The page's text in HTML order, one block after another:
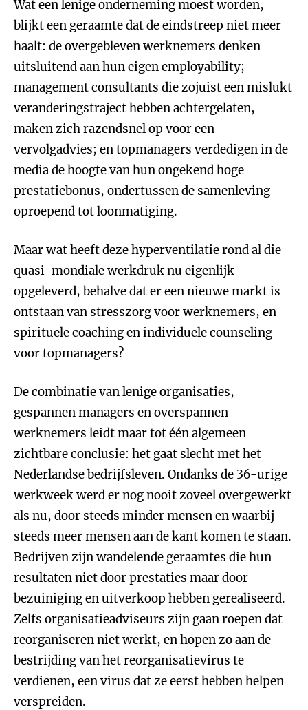
Wat een lenige onderneming moest worden,
blijkt een geraamte dat de eindstreep niet meer
haalt: de overgebleven werknemers denken
uitsluitend aan hun eigen employability;
management consultants die zojuist een mislukt
veranderingstraject hebben achtergelaten,
maken zich razendsnel op voor een
vervolgadvies; en topmanagers verdedigen in de
media de hoogte van hun ongekend hoge
prestatiebonus, ondertussen de samenleving
oproepend tot loonmatiging.
Maar wat heeft deze hyperventilatie rond al die
quasi-mondiale werkdruk nu eigenlijk
opgeleverd, behalve dat er een nieuwe markt is
ontstaan van stresszorg voor werknemers, en
spirituele coaching en individuele counseling
voor topmanagers?
De combinatie van lenige organisaties,
gespannen managers en overspannen
werknemers leidt maar tot één algemeen
zichtbare conclusie: het gaat slecht met het
Nederlandse bedrijfsleven. Ondanks de 36-urige
werkweek werd er nog nooit zoveel overgewerkt
als nu, door steeds minder mensen en waarbij
steeds meer mensen aan de kant komen te staan.
Bedrijven zijn wandelende geraamtes die hun
resultaten niet door prestaties maar door
bezuiniging en uitverkoop hebben gerealiseerd.
Zelfs organisatieadviseurs zijn gaan roepen dat
reorganiseren niet werkt, en hopen zo aan de
bestrijding van het reorganisatievirus te
verdienen, een virus dat ze eerst hebben helpen
verspreiden.